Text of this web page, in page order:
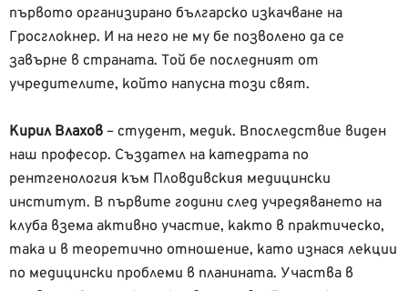
първото организирано българско изкачване на
Гросглокнер. И на него не му бе позволено да се
завърне в страната. Той бе последният от
учредителите, който напусна този свят.
Кирил Влахов – студент, медик. Впоследствие виден
наш професор. Създател на катедрата по
рентгенология към Пловдивския медицински
институт. В първите години след учредяването на
клуба взема активно участие, както в практическо,
така и в теоретично отношение, като изнася лекции
по медицински проблеми в планината. Участва в